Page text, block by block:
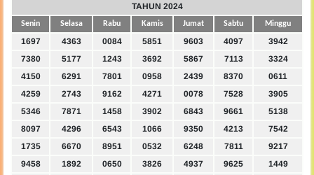
TAHUN 2024
Senin Selasa Rabu Kamis Jumat Sabtu Minggu
1697 4363 0084 5851 9603 4097
3942
7380
5177 1243 3692 5867 7113
3324
4150
6291 7801 0958 2439 8370
0611
4259
2743 9162 4271 0078 7528
3905
5346
7871 1458 3902 6843 9661
5138
8097
4296 6543 1066 9350 4213
7542
1735
6670 8951 0532 6248 7811
9217
9458
1892 0650 3826 4937 9625
1449